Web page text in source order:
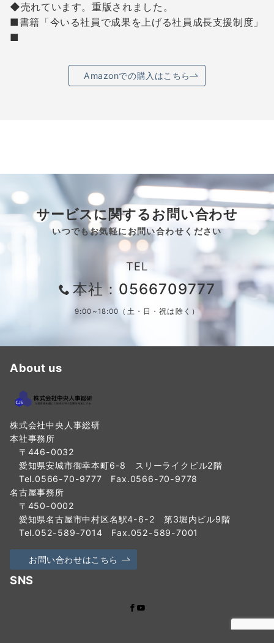
◆売れています。重版されました。
■書籍「今いる社員で成果を上げる社員成長支援制度」
■
Amazonでの購入はこちら
サービスに関するお問い合わせ
いつでもお気軽にお問い合わせください
TEL
本社：0566709777
9:00~18:00（土・日・祝は除く）
About us
株式会社中央人事総研
本社事務所
〒446-0032
愛知県安城市御幸本町6-8 スリーライクビル2階
Tel.0566-70-9777 Fax.0566-70-9778
名古屋事務所
〒450-0002
愛知県名古屋市中村区名駅4-6-2 第3堀内ビル9階
Tel.052-589-7014 Fax.052-589-7001
お問い合わせはこちら
SNS